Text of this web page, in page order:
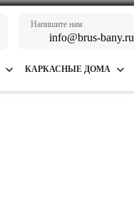
Напишите нам
info@brus-bany.ru
КАРКАСНЫЕ ДОМА